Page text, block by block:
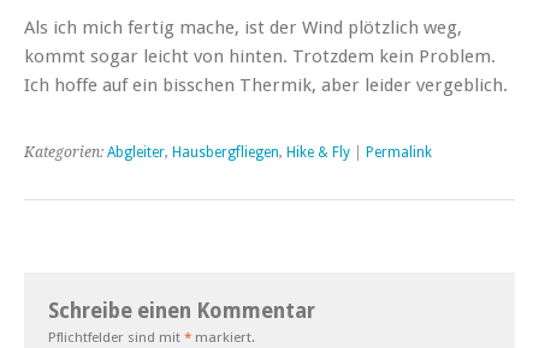
Als ich mich fertig mache, ist der Wind plötzlich weg,
kommt sogar leicht von hinten. Trotzdem kein Problem.
Ich hoffe auf ein bisschen Thermik, aber leider vergeblich.
Kategorien: Abgleiter, Hausbergfliegen, Hike & Fly Permalink
Schreibe einen Kommentar
Pflichtfelder sind mit * markiert.